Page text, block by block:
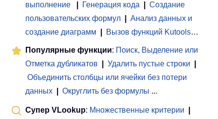
выполнение
Генерация кода
Создание
пользовательских формул
Анализ данных и
создание диаграмм
Вызов функций Kutools…
Популярные функции: Поиск, Выделение или
Отметка дубликатов
Удалить пустые строки
Объединить столбцы или ячейки без потери
данных
Округлить без формулы ...
Супер VLookup: Множественные критерии